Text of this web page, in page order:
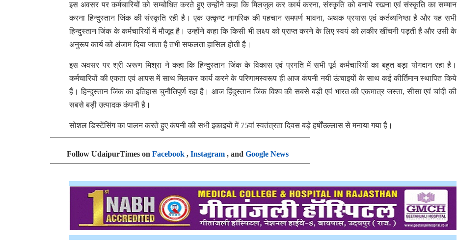
इस अवसर पर कर्मचारियों को सम्बोधित करते हुए उन्होंने कहा कि मिलजुल कर कार्य करना, संस्कृति को बनाये रखना एवं संस्कृति का सम्मान
करना हिन्दुस्तान जिंक की संस्कृति रही है। एक उत्कृष्ट नागरिक की पहचान समपर्ण भावना, अथक प्रयास एवं कर्तव्यनिष्ठा है और यह सभी
हिन्दुस्तान जिंक के कर्मचारियों में मौजूद है। उन्होंने कहा कि किसी भी लक्ष्य को प्राप्त करने के लिए स्वयं को लकीर खींचनी पड़ती है और उसी के
अनुरूप कार्य को अंजाम दिया जाता है तभी सफलता हासिल होती है।
इस अवसर पर श्री अरूण मिश्रा ने कहा कि हिन्दुस्तान जिंक के विकास एवं प्रगति में सभी पूर्व कर्मचारियों का बहुत बड़ा योगदान रहा है।
कर्मचारियों की एकता एवं आपस में साथ मिलकर कार्य करने के परिणामस्वरूप ही आज कंपनी नयी ऊंचाइयों के साथ कई कीर्तिमान स्थापित किये
हैं। हिन्दुस्तान जिंक का इतिहास चुनौतिपूर्ण रहा है। आज हिंदुस्तान जिंक विश्व की सबसे बड़ी एवं भारत की एकमात्र जस्ता, सीसा एवं चांदी की
सबसे बड़ी उत्पादक कंपनी है।
सोशल डिस्टेंसिंग का पालन करते हुए कंपनी की सभी इकाइयों में 75वां स्वतंत्रता दिवस बड़े हर्षोंउल्लास से मनाया गया है।
Follow UdaipurTimes on Facebook , Instagram , and Google News